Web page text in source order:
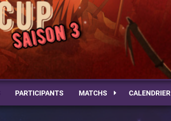
PARTICIPANTS MATCHS CALENDRIER